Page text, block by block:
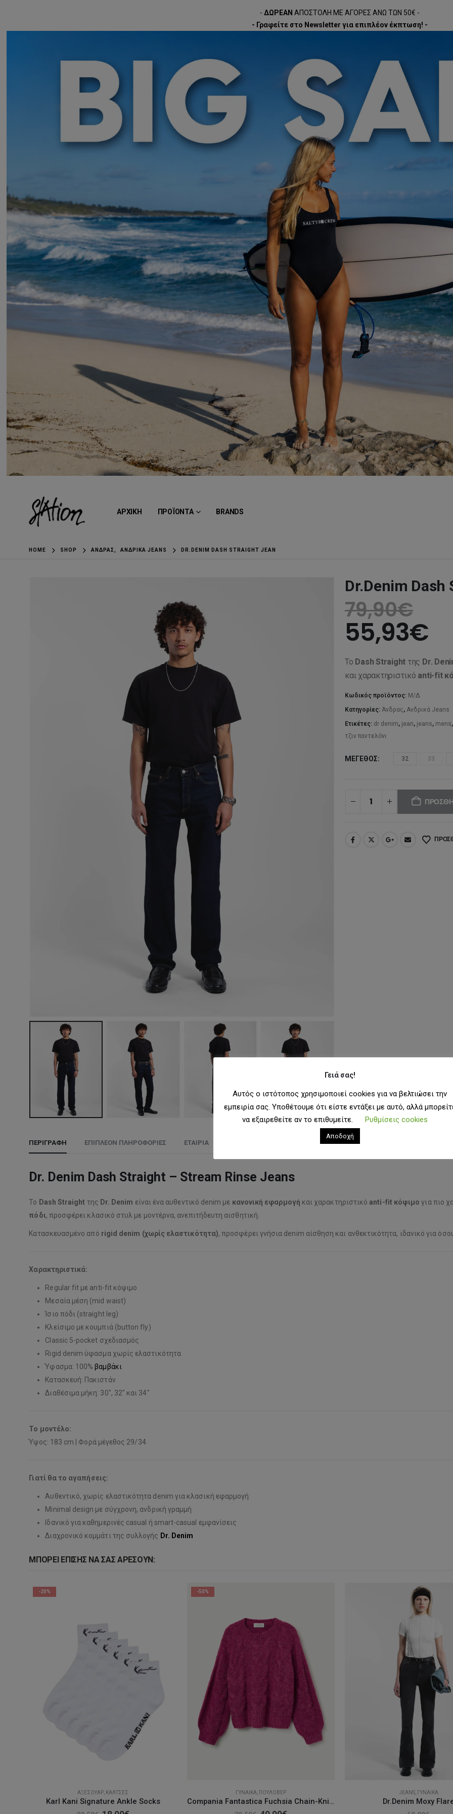
- ΔΩΡΕΑΝ ΑΠΟΣΤΟΛΗ ΜΕ ΑΓΟΡΕΣ ΑΝΩ ΤΩΝ 50€ -
- Γραφείτε στο Newsletter για επιπλέον έκπτωση! -
ΑΡΧΙΚΗ ΠΡΟΪΟΝΤΑ BRANDS
HOME SHOP ΆΝΔΡΑΣ ΑΝΔΡΙΚΆ JEANS DR.DENIM DASH STRAIGHT JEAN
Dr.Denim
79,90€
55,93€
Το Dash Straight της Dr.
και χαρακτηριστικό anti-fit
Κωδικός προϊόντος: Μ/Δ
Κατηγορίες: Άνδρας, Ανδρικά Jeans
Ετικέτες: dr denim, jean, jeans, mens
τζιν παντελόνι
ΜΈΓΕΘΟΣ 32 33
ΠΕΡΙΓΡΑΦΉ ΕΠΙΠΛΈΟΝ ΠΛΗΡΟΦΟΡΊΕΣ ΕΤΑΙΡΊΑ
Dr. Denim Dash Straight – Stream Rinse Jeans
Το Dash Straight της Dr. Denim είναι ένα αυθεντικό denim με κανονική εφαρμογή και χαρακτηριστικόanti-fit κόψιμο για πιο
πόδι, προσφέρει κλασικό στυλ με μοντέρνα, ανεπιτήδευτη αισθητική.
Κατασκευασμένο από rigid denim (χωρίς ελαστικότητα), προσφέρει γνήσια denim αίσθηση και ανθεκτικότητα, ιδανικό για
Χαρακτηριστικά:
Regular fit με anti-fit κόψιμο
Μεσαία μέση (mid waist)
Ίσιο πόδι (straight leg)
Κλείσιμο με κουμπιά (button fly)
Classic 5-pocket σχεδιασμός
Rigid denim ύφασμα χωρίς ελαστικότητα
Ύφασμα: 100%βαμβάκι
Κατασκευή: Πακιστάν
Διαθέσιμα μήκη: 30″, 32″ και 34″
Το μοντέλο:
Ύψος: 183 cm | Φορά μέγεθος 29/34
Γιατί θα το αγαπήσεις:
Αυθεντικό, χωρίς ελαστικότητα denim για κλασική εφαρμογή
Minimal design με σύγχρονη, ανδρική γραμμή
Ιδανικό για καθημερινές casual ή smart-casual εμφανίσεις
Διαχρονικό κομμάτι της συλλογής Dr. Denim
ΜΠΟΡΕΊ ΕΠΊΣΗΣ ΝΑ ΣΑΣ ΑΡΈΣΟΥΝ:
-20%
ΑΞΕΣΟΥΆΡ, ΚΆΛΤΣΕΣ
Karl Kani Signature Ankle Socks
-50%
ΓΥΝΑΊΚΑ, ΠΟΥΛΌΒΕΡ
Compania Fantastica Fuchsia Chain-Knit Sweater
JEANS, ΓΥΝΑΊΚΑ
Dr.Denim Moxy
Γειά σας!
Αυτός ο ιστότοπος χρησιμοποιεί cookies για να βελτιώσει την
εμπειρία σας. Υποθέτουμε ότι είστε εντάξει με αυτό, αλλά
να εξαιρεθείτε αν το επιθυμείτε.
Ρυθμίσεις cookies
Αποδοχή